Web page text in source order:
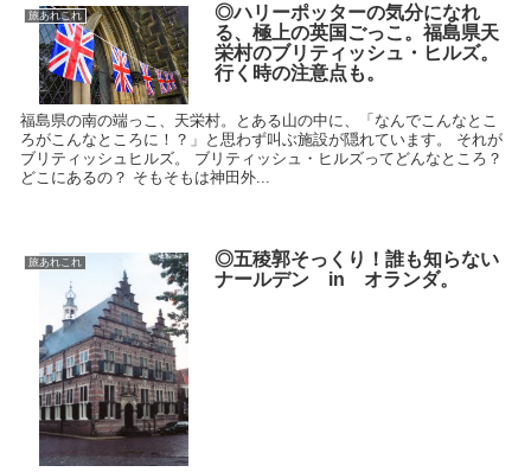
旅あれこれ
◎ハリーポッターの気分になれ
る、極上の英国ごっこ。福島県天
栄村のブリティッシュ・ヒルズ。
行く時の注意点も。
福島県の南の端っこ、天栄村。とある山の中に、「なんでこんなとこ
ろがこんなところに！？」と思わず叫ぶ施設が隠れています。 それが
ブリティッシュヒルズ。 ブリティッシュ・ヒルズってどんなところ？
どこにあるの？ そもそもは神田外...
旅あれこれ
◎五稜郭そっくり！誰も知らない
ナールデン in オランダ。